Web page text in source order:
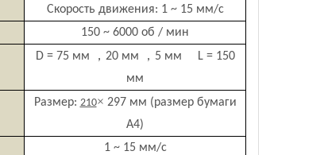
Скорость движения: 1 ~ 15 мм/с
150 ~ 6000 об / мин
D = 75 мм ， 20 мм ， 5 мм L = 150
мм
Размер: 210× 297 мм (размер бумаги
A4)
1 ~ 15 мм/с